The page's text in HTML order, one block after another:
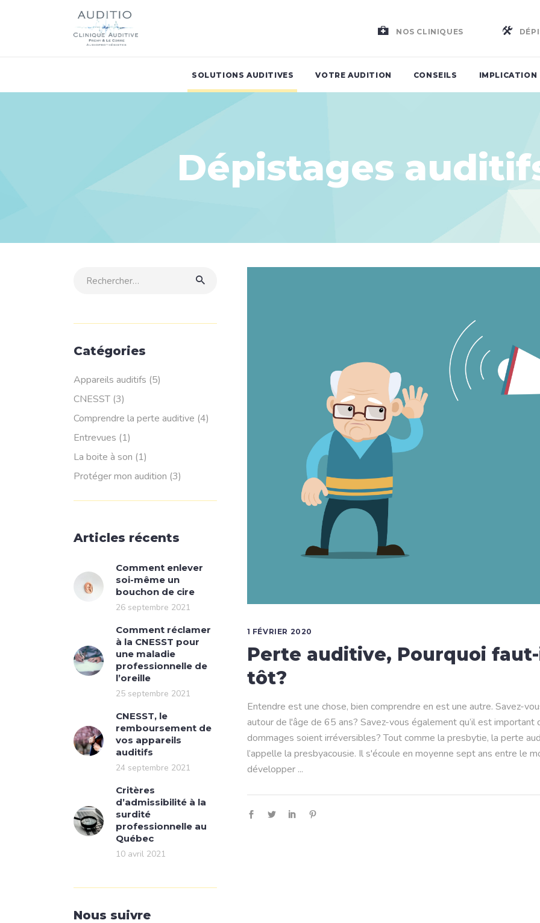
NOS CLINIQUES
SOLUTIONS AUDITIVES VOTRE AUDITION CONSEILS IMPLICATION
Dépistages
1 FÉVRIER 2020
Perte auditive, Pourquoi
tôt?
Entendre est une chose, bien comprendre en est une autre. Savez-
autour de l'âge de 65 ans? Savez-vous également qu’il est
dommages soient irréversibles? Tout comme la presbytie, la perte
l’appelle la presbyacousie. Il s'écoule en moyenne sept ans entre le
développer
Rechercher:
Catégories
Appareils auditifs (5)
CNESST (3)
Comprendre la perte auditive (4)
Entrevues (1)
La boite à son (1)
Protéger mon audition (3)
Articles récents
Comment enlever
soi-même un
bouchon de cire
26 septembre 2021
Comment réclamer
à la CNESST pour
une maladie
professionnelle de
l’oreille
25 septembre 2021
CNESST, le
remboursement de
vos appareils
auditifs
24 septembre 2021
Critères
d’admissibilité à la
surdité
professionnelle au
Québec
10 avril 2021
Nous suivre